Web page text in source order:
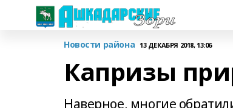
Новости района 13 ДЕКАБРЯ 2018, 13:06
Капризы
Наверное, многие